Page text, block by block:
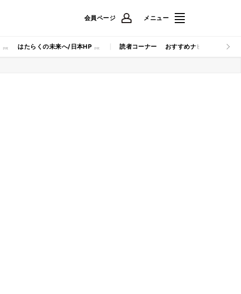
会員ページ メニュー
はたらくの未来へ/日本HP 読者コーナー おすすめナビ マイナビ